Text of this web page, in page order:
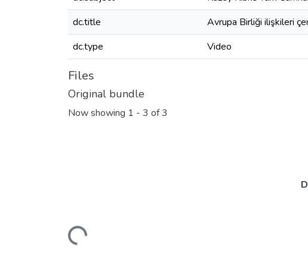
dc.title
Avrupa Birliği ilişkileri
dc.type
Video
Files
Original bundle
Now showing 1 - 3 of 3
Loading...